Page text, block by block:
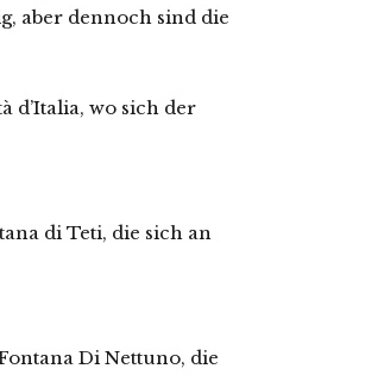
aber dennoch sind die
d’Italia, wo sich der
di Teti, die sich an
Di Nettuno, die